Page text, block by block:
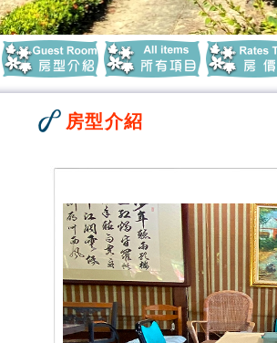
房型介紹